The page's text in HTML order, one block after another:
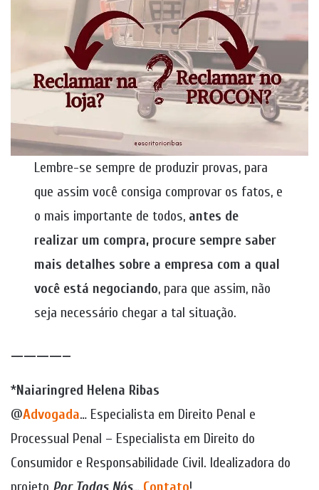
Lembre-se sempre de produzir provas, para
que assim você consiga comprovar os fatos, e
o mais importante de todos, antes de
realizar um compra, procure sempre saber
mais detalhes sobre a empresa com a qual
você está negociando, para que assim, não
seja necessário chegar a tal situação.
————–
*Naiaringred Helena Ribas
@Advogada… Especialista em Direito Penal e
Processual Penal – Especialista em Direito do
Consumidor e Responsabilidade Civil. Idealizadora do